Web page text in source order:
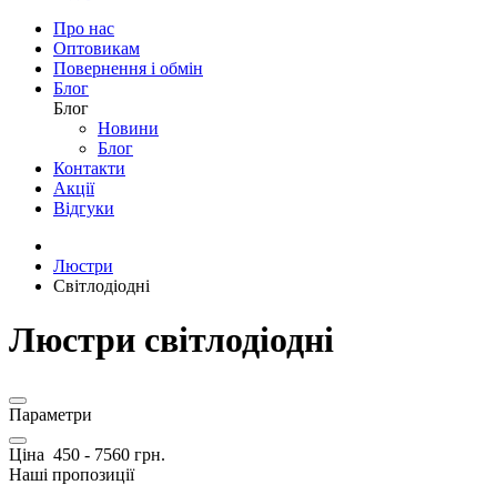
Про нас
Оптовикам
Повернення і обмін
Блог
Блог
Новини
Блог
Контакти
Акції
Відгуки
Люстри
Світлодіодні
Люстри світлодіодні
Параметри
Ціна 450 - 7560 грн.
Наші пропозиції